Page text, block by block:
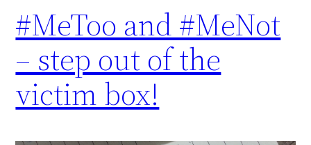
#MeToo and #MeNot
– step out of the
victim box!